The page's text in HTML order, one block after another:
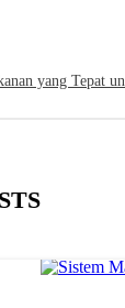
yang Tepat